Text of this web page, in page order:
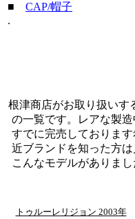
■ CAP/帽子
.
根津商店がお取り扱いす
の一覧です。レアな製
すでに完売しておりま
近ブランドを知った方
こんなモデルがありま
トゥルーレリジョン 2003年